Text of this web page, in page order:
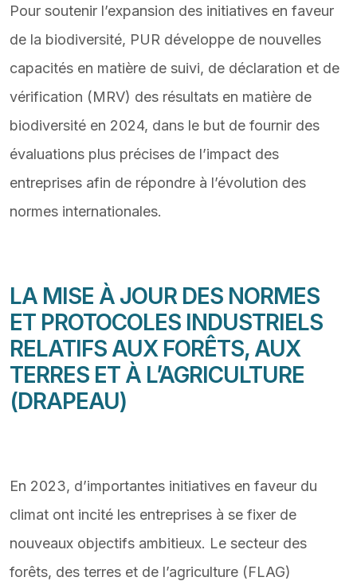
Pour soutenir l’expansion des initiatives en faveur
de la biodiversité, PUR développe de nouvelles
capacités en matière de suivi, de déclaration et de
vérification (MRV) des résultats en matière de
biodiversité en 2024, dans le but de fournir des
évaluations plus précises de l’impact des
entreprises afin de répondre à l’évolution des
normes internationales.
LA MISE À JOUR DES NORMES
ET PROTOCOLES INDUSTRIELS
RELATIFS AUX FORÊTS, AUX
TERRES ET À L’AGRICULTURE
(DRAPEAU)
En 2023, d’importantes initiatives en faveur du
climat ont incité les entreprises à se fixer de
nouveaux objectifs ambitieux. Le secteur des
forêts, des terres et de l’agriculture (FLAG)